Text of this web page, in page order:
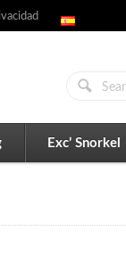
Exc’ Snorkel